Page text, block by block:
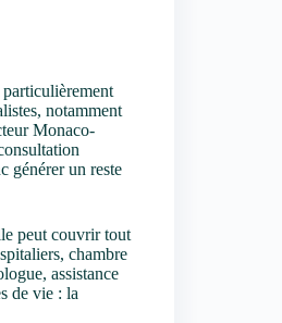
notamment
Monaco-
générer un reste
peut couvrir tout
chambre
assistance
de vie : la